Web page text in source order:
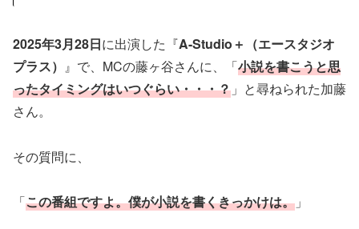
2025年3月28日に出演した『A-Studio＋（エースタジオ
プラス） 』で、MCの藤ヶ谷さんに、「小説を書こうと思
ったタイミングはいつぐらい・・・？ 」と尋ねられた加藤
さん。
その質問に、
「この番組ですよ。僕が小説を書くきっかけは。 」